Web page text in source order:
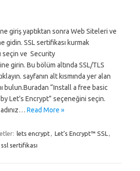
giriş yaptıktan sonra Web Siteleri ve
gidin. SSL sertifikası kurmak
seçin ve Security
girin. Bu bölüm altında SSL/TLS
sayfanın alt kısmında yer alan
bulun.Buradan “Install a free basic
Let’s Encrypt” seçeneğini seçin.
Read More »
lets encrypt, Let’s Encrypt™ SSL ,
ssl sertifikası